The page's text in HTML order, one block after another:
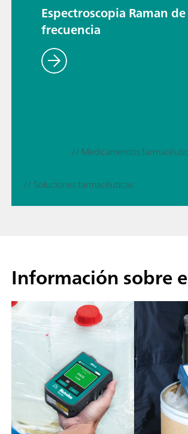
Espectroscopia Raman
frecuencia
// Medicamentos
// Soluciones farmacéuticas
Información sobre